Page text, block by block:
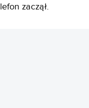
zaczął.